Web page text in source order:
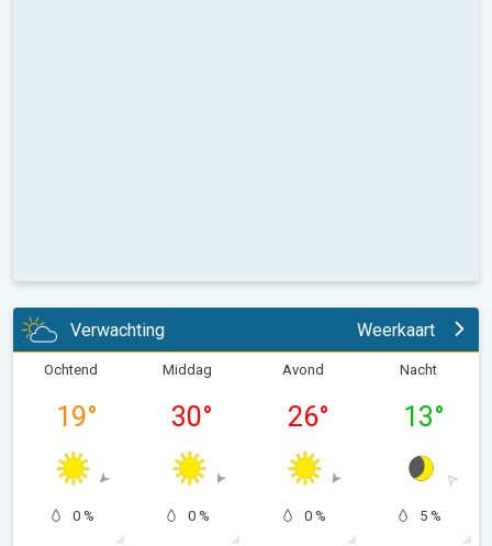
Verwachting Weerkaart
Ochtend
19°
0 %
Middag
30°
0 %
Avond
26°
0 %
Nacht
13°
5 %